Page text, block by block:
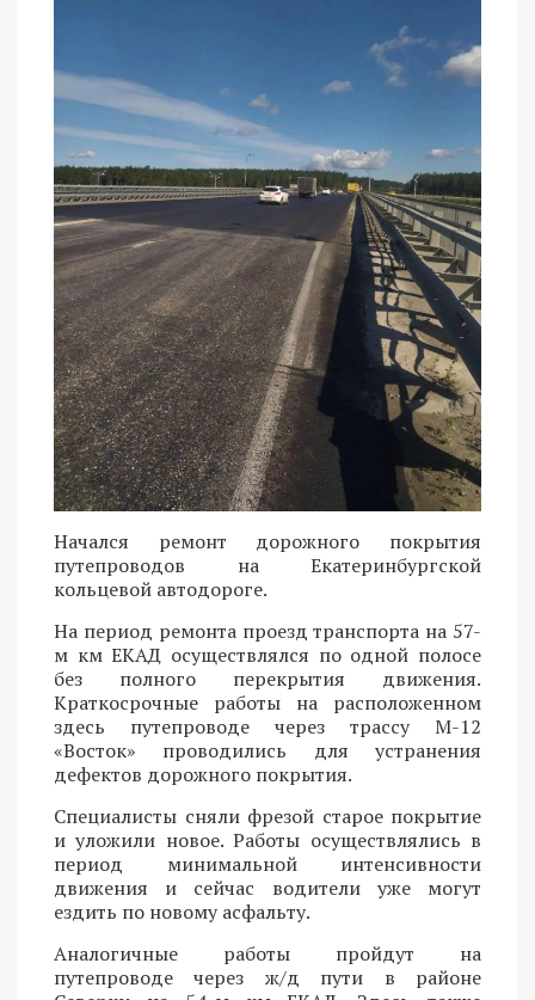
Начался ремонт дорожного покрытия
путепроводов на Екатеринбургской
кольцевой автодороге.
На период ремонта проезд транспорта на 57-
м км ЕКАД осуществлялся по одной полосе
без полного перекрытия движения.
Краткосрочные работы на расположенном
здесь путепроводе через трассу М-12
«Восток» проводились для устранения
дефектов дорожного покрытия.
Специалисты сняли фрезой старое покрытие
и уложили новое. Работы осуществлялись в
период минимальной интенсивности
движения и сейчас водители уже могут
ездить по новому асфальту.
Аналогичные работы пройдут на
путепроводе через ж/д пути в районе